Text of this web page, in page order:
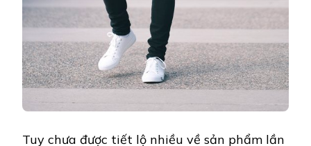
Tuy chưa được tiết lộ nhiều về sản phẩm lần